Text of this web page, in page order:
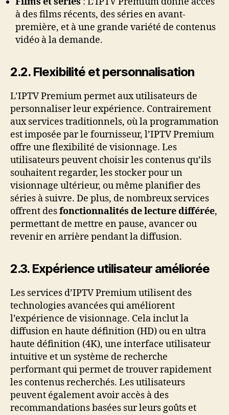
à des films récents, des séries en avant-
première, et à une grande variété de contenus
vidéo à la demande.
2.2. Flexibilité et personnalisation
L’IPTV Premium permet aux utilisateurs de
personnaliser leur expérience. Contrairement
aux services traditionnels, où la programmation
est imposée par le fournisseur, l’IPTV Premium
offre une flexibilité de visionnage. Les
utilisateurs peuvent choisir les contenus qu’ils
souhaitent regarder, les stocker pour un
visionnage ultérieur, ou même planifier des
séries à suivre. De plus, de nombreux services
offrent desfonctionnalités de lecture différée,
permettant de mettre en pause, avancer ou
revenir en arrière pendant la diffusion.
2.3. Expérience utilisateur améliorée
Les services d’IPTV Premium utilisent des
technologies avancées qui améliorent
l’expérience de visionnage. Cela inclut la
diffusion en haute définition (HD) ou en ultra
haute définition (4K), une interface utilisateur
intuitive et un système de recherche
performant qui permet de trouver rapidement
les contenus recherchés. Les utilisateurs
peuvent également avoir accès à des
recommandations basées sur leurs goûts et